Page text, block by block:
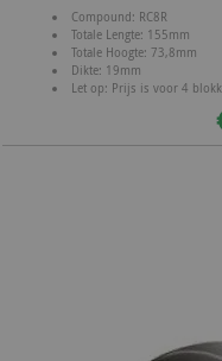
Compound: RC8R
Totale Lengte: 155mm
Totale Hoogte: 73,8mm
Dikte: 19mm
Let op: Prijs is voor 4